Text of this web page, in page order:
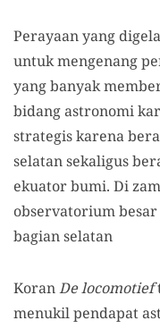
Perayaan yang
untuk mengenang
yang banyak
bidang astronomi
strategis karena
selatan sekaligus
ekuator bumi. Di
observatorium
bagian selatan
KoranDe locomotief
menukil pendapat